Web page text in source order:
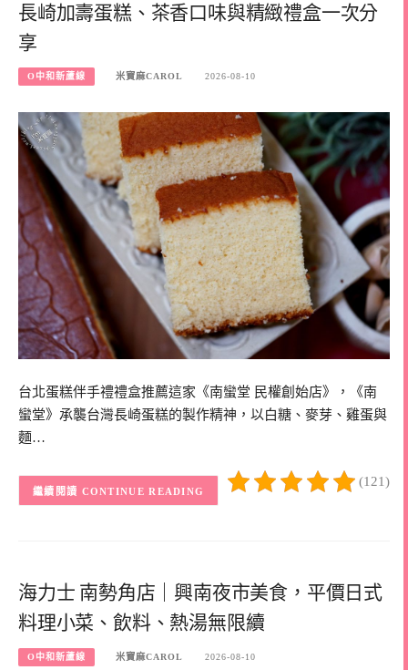
長崎加壽蛋糕、茶香口味與精緻禮盒一次分
享
O中和新蘆線 米寶麻CAROL 2026-08-10
台北蛋糕伴手禮禮盒推薦這家《南蠻堂 民權創始店》，《南
蠻堂》承襲台灣長崎蛋糕的製作精神，以白糖、麥芽、雞蛋與
麵…
(121)
CONTINUE READING
海力士 南勢角店｜興南夜市美食，平價日式
料理小菜、飲料、熱湯無限續
O中和新蘆線 米寶麻CAROL 2026-08-10